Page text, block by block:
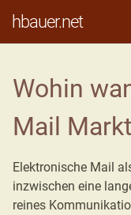
hbauer.net
Wohin
Mail
Elektronische Mail
inzwischen eine
reines